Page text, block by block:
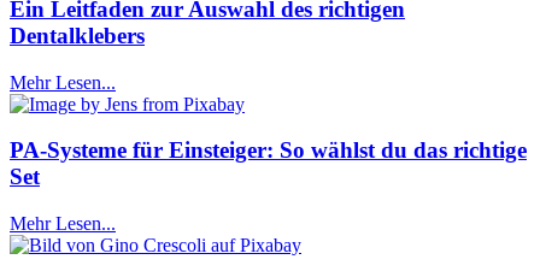
Ein Leitfaden zur Auswahl des richtigen
Dentalklebers
Mehr Lesen...
PA-Systeme für Einsteiger: So wählst du das richtige
Set
Mehr Lesen...